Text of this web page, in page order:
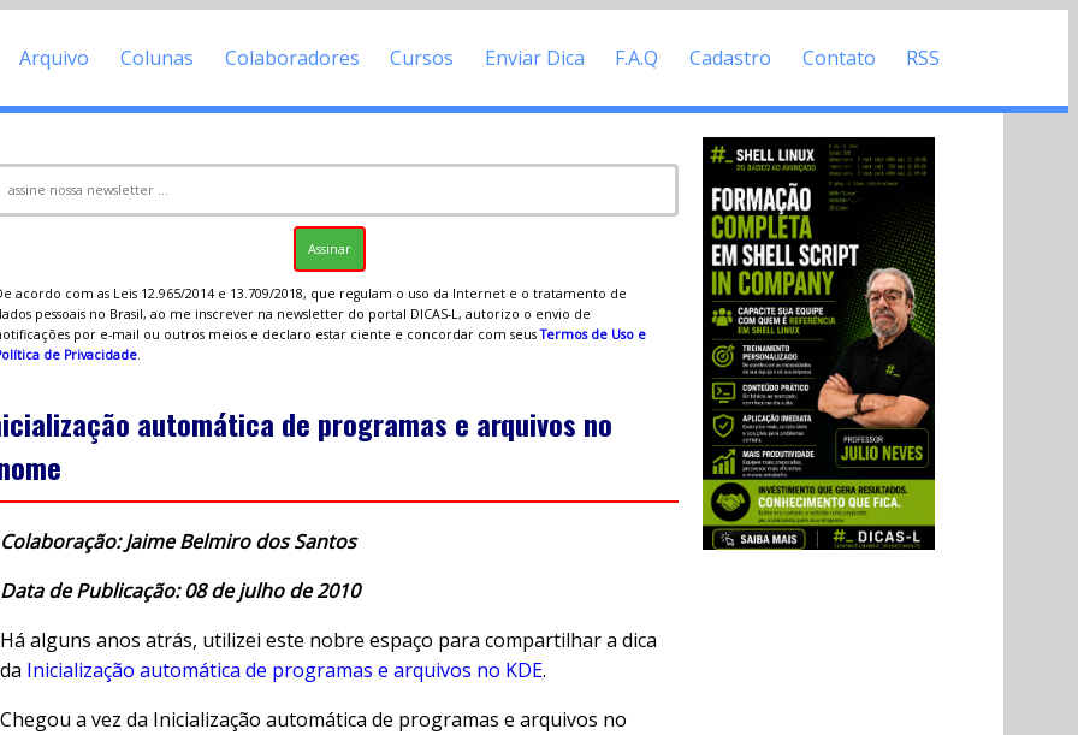
Arquivo Colunas Colaboradores Cursos Enviar Dica F.A.Q Cadastro Contato RSS
acordo com as Leis 12.965/2014 e 13.709/2018, que regulam o uso da Internet e o tratamento de
pessoais no Brasil, ao me inscrever na newsletter do portal DICAS-L, autorizo o envio de
por e-mail ou outros meios e declaro estar ciente e concordar com seusTermos de Uso e
de Privacidade.
automática de programas e arquivos no
Colaboração: Jaime Belmiro dos Santos
Data de Publicação: 08 de julho de 2010
Há alguns anos atrás, utilizei este nobre espaço para compartilhar a dica
da Inicialização automática de programas e arquivos no KDE.
Chegou a vez da Inicialização automática de programas e arquivos no